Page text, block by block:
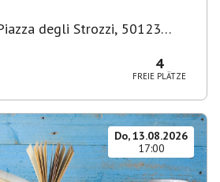
degli Strozzi, 50123
4
FREIE PLÄTZE
Do, 13.08.2026
17:00